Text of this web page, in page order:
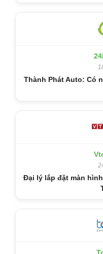
Thành Phát Auto: Có
Đại lý lắp đặt màn